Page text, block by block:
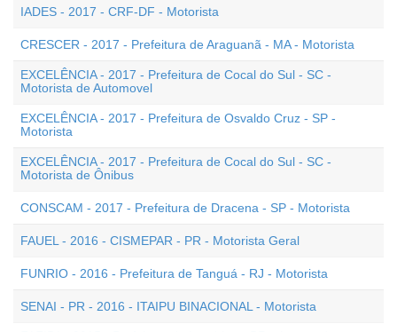
IADES - 2017 - CRF-DF - Motorista
CRESCER - 2017 - Prefeitura de Araguanã - MA - Motorista
EXCELÊNCIA - 2017 - Prefeitura de Cocal do Sul - SC -
Motorista de Automovel
EXCELÊNCIA - 2017 - Prefeitura de Osvaldo Cruz - SP -
Motorista
EXCELÊNCIA - 2017 - Prefeitura de Cocal do Sul - SC -
Motorista de Ônibus
CONSCAM - 2017 - Prefeitura de Dracena - SP - Motorista
FAUEL - 2016 - CISMEPAR - PR - Motorista Geral
FUNRIO - 2016 - Prefeitura de Tanguá - RJ - Motorista
SENAI - PR - 2016 - ITAIPU BINACIONAL - Motorista